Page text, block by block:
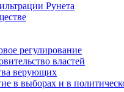
Рунета
регулирование
властей
верующих
в выборах и в